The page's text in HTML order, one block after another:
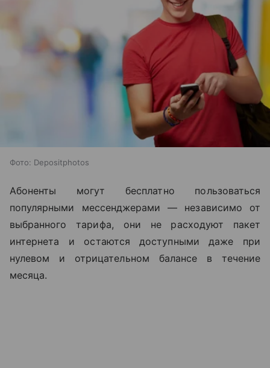
Фото: Depositphotos
Абоненты могут бесплатно пользоваться
популярными мессенджерами — независимо от
выбранного тарифа, они не расходуют пакет
интернета и остаются доступными даже при
нулевом и отрицательном балансе в течение
месяца.